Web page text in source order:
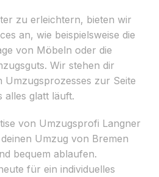
zu erleichtern, bieten wir
an, wie beispielsweise die
von Möbeln oder die
Wir stehen dir
Umzugsprozesses zur Seite
alles glatt läuft.
von Umzugsprofi Langner
Umzug von Bremen
bequem ablaufen.
für ein individuelles